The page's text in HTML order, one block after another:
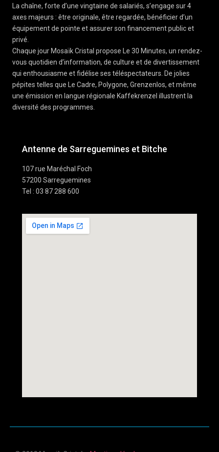
La chaîne, forte d’une vingtaine de salariés, s’engage sur 4
axes majeurs : être originale, être regardée, bénéficier d’un
équipement de pointe et assurer son financement public et
privé.
Chaque jour Mosaïk Cristal propose Le 30 Minutes, un rendez-
vous quotidien d’information, de culture et de divertissement
qui enthousiasme et fidélise ses téléspectateurs. De jolies
pépites telles que Le Cadre, Polygone, Grenzenlos, et même
une émission en langue régionale Kaffekrenzel illustrent la
diversité des programmes.
Antenne de Sarreguemines et Bitche
107 rue Maréchal Foch
57200 Sarreguemines
Tel : 03 87 288 600